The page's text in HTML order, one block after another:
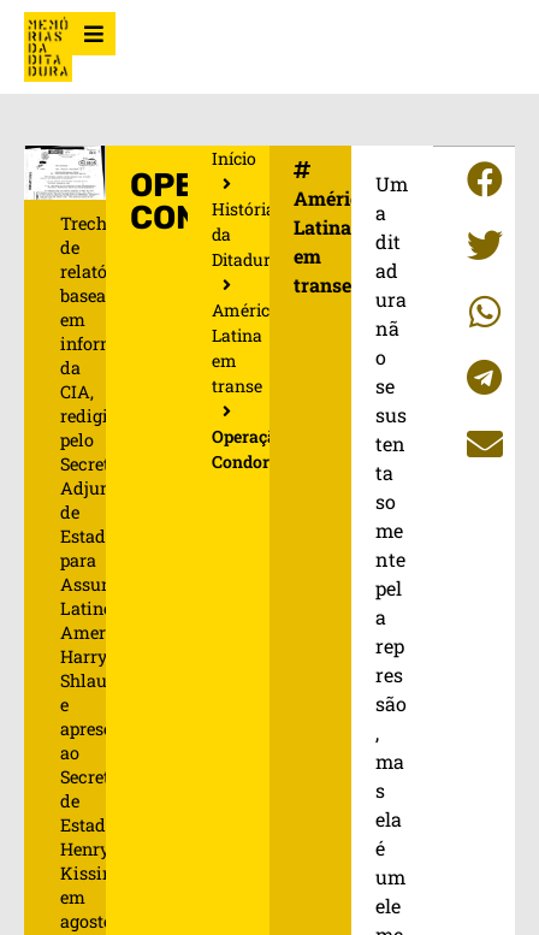
Trecho
de
relatório
baseado
em
informações
da
CIA,
redigido
pelo
Secretário
Adjunto
de
Estado
para
Assuntos
Latino-
Americanos,
Harry
Shlaudeman,
e
apresentado
ao
Secretário
de
Estado
Henry
Kissinger
em
agosto
OPERAÇÃO
CONDOR
Início
História
da
Ditadura
América
Latina
em
transe
Operação
Condor
América
Latina
em
transe
Um
a
dit
ad
ura
nã
o
se
sus
ten
ta
so
me
nte
pel
a
rep
res
são
,
ma
s
ela
é
um
ele